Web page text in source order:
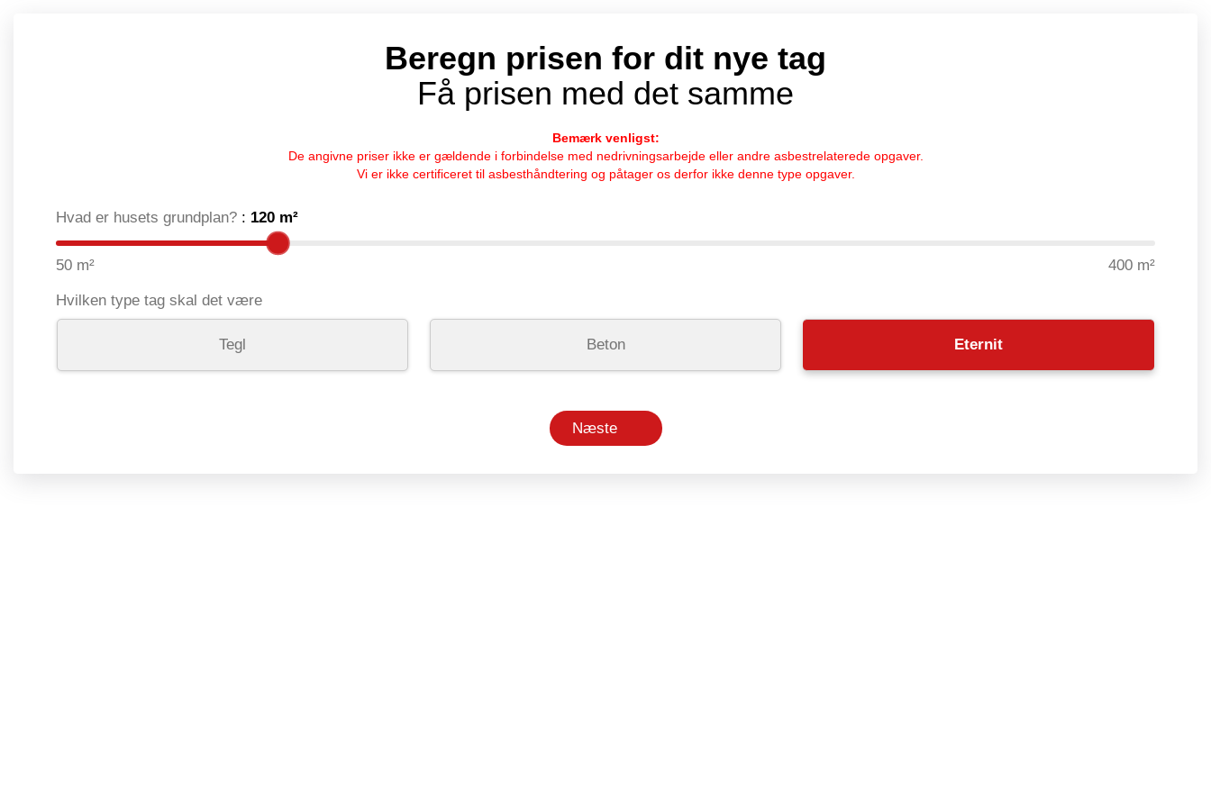
Beregn prisen for dit nye tag
Få prisen med det samme
Bemærk venligst:
De angivne priser ikke er gældende i forbindelse med nedrivningsarbejde eller andre asbestrelaterede opgaver.
Vi er ikke certificeret til asbesthåndtering og påtager os derfor ikke denne type opgaver.
Hvad er husets grundplan? : 120 m²
50 m² 400 m²
Hvilken type tag skal det være
Tegl Beton Eternit